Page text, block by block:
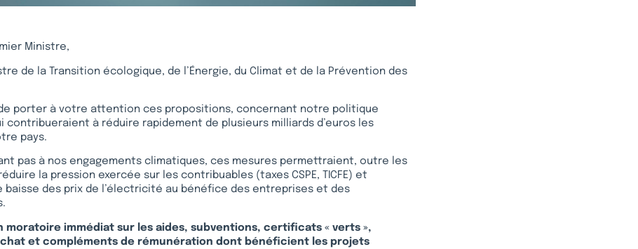
Ministre,
de la Transition écologique, de l’Énergie, du Climat et de la Prévention des
porter à votre attention ces propositions, concernant notre politique
contribueraient à réduire rapidement de plusieurs milliards d’euros les
pays.
pas à nos engagements climatiques, ces mesures permettraient, outre les
la pression exercée sur les contribuables (taxes CSPE, TICFE) et
baisse des prix de l’électricité au bénéfice des entreprises et des
moratoire immédiat sur les aides, subventions, certificats « verts »,
et compléments de rémunération dont bénéficient les projets